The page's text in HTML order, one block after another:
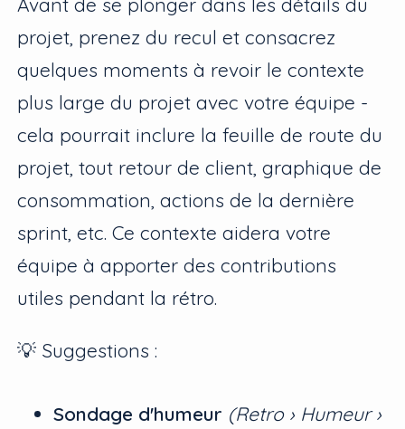
projet, prenez du recul et consacrez
quelques moments à revoir le contexte
plus large du projet avec votre équipe -
cela pourrait inclure la feuille de route du
projet, tout retour de client, graphique de
consommation, actions de la dernière
sprint, etc. Ce contexte aidera votre
équipe à apporter des contributions
utiles pendant la rétro.
💡 Suggestions :
Sondage d'humeur (Retro › Humeur ›